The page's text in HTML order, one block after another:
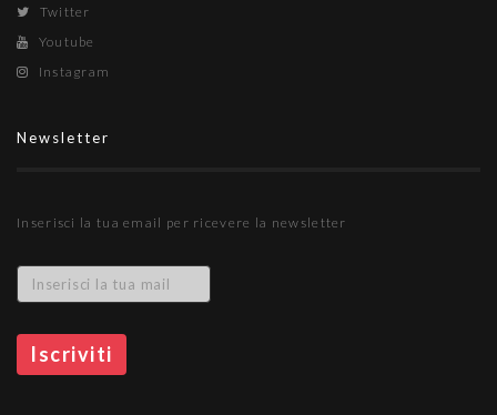
Twitter
Youtube
Instagram
Newsletter
Inserisci la tua email per ricevere la newsletter